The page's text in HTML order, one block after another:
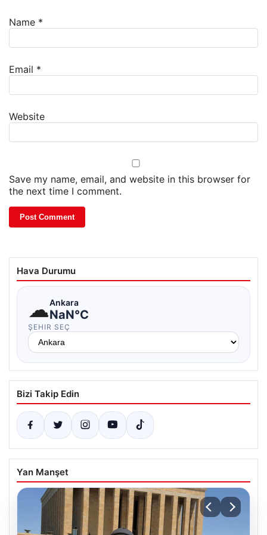
Name *
Email *
Website
Save my name, email, and website in this browser for
the next time I comment.
Hava Durumu
☁Ankara
NaN°C
ŞEHIR SEÇ
Bizi Takip Edin
Yan Manşet